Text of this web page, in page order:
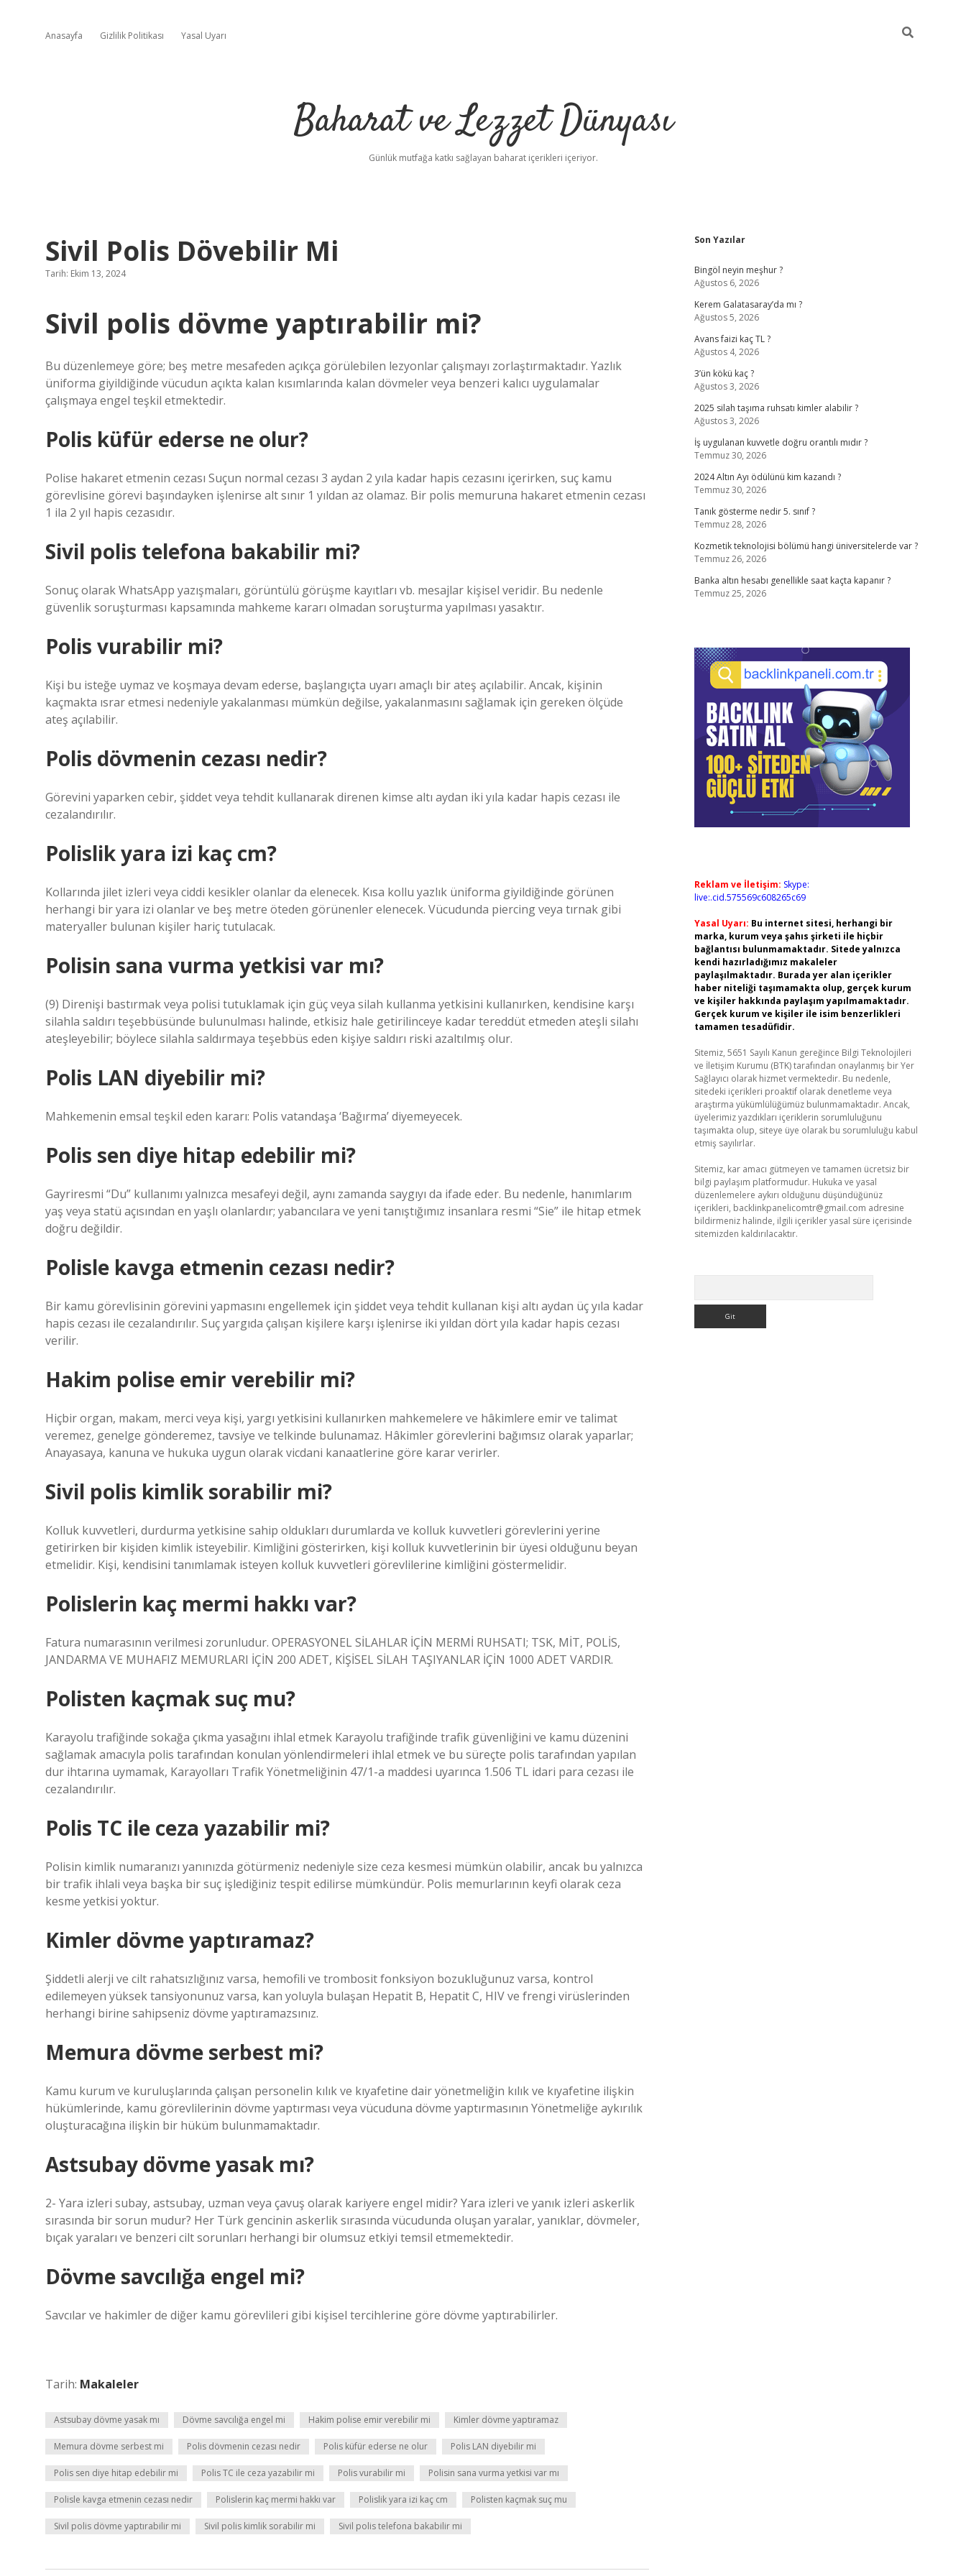
Anasayfa Gizlilik Politikası Yasal Uyarı
Baharat ve Lezzet Dünyası
Günlük mutfağa katkı sağlayan baharat içerikleri içeriyor.
Sivil Polis Dövebilir Mi
Tarih: Ekim 13, 2024
Sivil polis dövme yaptırabilir mi?
Bu düzenlemeye göre; beş metre mesafeden açıkça görülebilen lezyonlar çalışmayı zorlaştırmaktadır. Yazlık
üniforma giyildiğinde vücudun açıkta kalan kısımlarında kalan dövmeler veya benzeri kalıcı uygulamalar
çalışmaya engel teşkil etmektedir.
Polis küfür ederse ne olur?
Polise hakaret etmenin cezası Suçun normal cezası 3 aydan 2 yıla kadar hapis cezasını içerirken, suç kamu
görevlisine görevi başındayken işlenirse alt sınır 1 yıldan az olamaz. Bir polis memuruna hakaret etmenin cezası
1 ila 2 yıl hapis cezasıdır.
Sivil polis telefona bakabilir mi?
Sonuç olarak WhatsApp yazışmaları, görüntülü görüşme kayıtları vb. mesajlar kişisel veridir. Bu nedenle
güvenlik soruşturması kapsamında mahkeme kararı olmadan soruşturma yapılması yasaktır.
Polis vurabilir mi?
Kişi bu isteğe uymaz ve koşmaya devam ederse, başlangıçta uyarı amaçlı bir ateş açılabilir. Ancak, kişinin
kaçmakta ısrar etmesi nedeniyle yakalanması mümkün değilse, yakalanmasını sağlamak için gereken ölçüde
ateş açılabilir.
Polis dövmenin cezası nedir?
Görevini yaparken cebir, şiddet veya tehdit kullanarak direnen kimse altı aydan iki yıla kadar hapis cezası ile
cezalandırılır.
Polislik yara izi kaç cm?
Kollarında jilet izleri veya ciddi kesikler olanlar da elenecek. Kısa kollu yazlık üniforma giyildiğinde görünen
herhangi bir yara izi olanlar ve beş metre öteden görünenler elenecek. Vücudunda piercing veya tırnak gibi
materyaller bulunan kişiler hariç tutulacak.
Polisin sana vurma yetkisi var mı?
(9) Direnişi bastırmak veya polisi tutuklamak için güç veya silah kullanma yetkisini kullanırken, kendisine karşı
silahla saldırı teşebbüsünde bulunulması halinde, etkisiz hale getirilinceye kadar tereddüt etmeden ateşli silahı
ateşleyebilir; böylece silahla saldırmaya teşebbüs eden kişiye saldırı riski azaltılmış olur.
Polis LAN diyebilir mi?
Mahkemenin emsal teşkil eden kararı: Polis vatandaşa ‘Bağırma’ diyemeyecek.
Polis sen diye hitap edebilir mi?
Gayriresmi “Du” kullanımı yalnızca mesafeyi değil, aynı zamanda saygıyı da ifade eder. Bu nedenle, hanımlarım
yaş veya statü açısından en yaşlı olanlardır; yabancılara ve yeni tanıştığımız insanlara resmi “Sie” ile hitap etmek
doğru değildir.
Polisle kavga etmenin cezası nedir?
Bir kamu görevlisinin görevini yapmasını engellemek için şiddet veya tehdit kullanan kişi altı aydan üç yıla kadar
hapis cezası ile cezalandırılır. Suç yargıda çalışan kişilere karşı işlenirse iki yıldan dört yıla kadar hapis cezası
verilir.
Hakim polise emir verebilir mi?
Hiçbir organ, makam, merci veya kişi, yargı yetkisini kullanırken mahkemelere ve hâkimlere emir ve talimat
veremez, genelge gönderemez, tavsiye ve telkinde bulunamaz. Hâkimler görevlerini bağımsız olarak yaparlar;
Anayasaya, kanuna ve hukuka uygun olarak vicdani kanaatlerine göre karar verirler.
Sivil polis kimlik sorabilir mi?
Kolluk kuvvetleri, durdurma yetkisine sahip oldukları durumlarda ve kolluk kuvvetleri görevlerini yerine
getirirken bir kişiden kimlik isteyebilir. Kimliğini gösterirken, kişi kolluk kuvvetlerinin bir üyesi olduğunu beyan
etmelidir. Kişi, kendisini tanımlamak isteyen kolluk kuvvetleri görevlilerine kimliğini göstermelidir.
Polislerin kaç mermi hakkı var?
Fatura numarasının verilmesi zorunludur. OPERASYONEL SİLAHLAR İÇİN MERMİ RUHSATI; TSK, MİT, POLİS,
JANDARMA VE MUHAFIZ MEMURLARI İÇİN 200 ADET, KİŞİSEL SİLAH TAŞIYANLAR İÇİN 1000 ADET VARDIR.
Polisten kaçmak suç mu?
Karayolu trafiğinde sokağa çıkma yasağını ihlal etmek Karayolu trafiğinde trafik güvenliğini ve kamu düzenini
sağlamak amacıyla polis tarafından konulan yönlendirmeleri ihlal etmek ve bu süreçte polis tarafından yapılan
dur ihtarına uymamak, Karayolları Trafik Yönetmeliğinin 47/1-a maddesi uyarınca 1.506 TL idari para cezası ile
cezalandırılır.
Polis TC ile ceza yazabilir mi?
Polisin kimlik numaranızı yanınızda götürmeniz nedeniyle size ceza kesmesi mümkün olabilir, ancak bu yalnızca
bir trafik ihlali veya başka bir suç işlediğiniz tespit edilirse mümkündür. Polis memurlarının keyfi olarak ceza
kesme yetkisi yoktur.
Kimler dövme yaptıramaz?
Şiddetli alerji ve cilt rahatsızlığınız varsa, hemofili ve trombosit fonksiyon bozukluğunuz varsa, kontrol
edilemeyen yüksek tansiyonunuz varsa, kan yoluyla bulaşan Hepatit B, Hepatit C, HIV ve frengi virüslerinden
herhangi birine sahipseniz dövme yaptıramazsınız.
Memura dövme serbest mi?
Kamu kurum ve kuruluşlarında çalışan personelin kılık ve kıyafetine dair yönetmeliğin kılık ve kıyafetine ilişkin
hükümlerinde, kamu görevlilerinin dövme yaptırması veya vücuduna dövme yaptırmasının Yönetmeliğe aykırılık
oluşturacağına ilişkin bir hüküm bulunmamaktadır.
Astsubay dövme yasak mı?
2- Yara izleri subay, astsubay, uzman veya çavuş olarak kariyere engel midir? Yara izleri ve yanık izleri askerlik
sırasında bir sorun mudur? Her Türk gencinin askerlik sırasında vücudunda oluşan yaralar, yanıklar, dövmeler,
bıçak yaraları ve benzeri cilt sorunları herhangi bir olumsuz etkiyi temsil etmemektedir.
Dövme savcılığa engel mi?
Savcılar ve hakimler de diğer kamu görevlileri gibi kişisel tercihlerine göre dövme yaptırabilirler.
Tarih: Makaleler
Astsubay dövme yasak mı Dövme savcılığa engel mi Hakim polise emir verebilir mi Kimler dövme yaptıramaz
Memura dövme serbest mi Polis dövmenin cezası nedir Polis küfür ederse ne olur Polis LAN diyebilir mi
Polis sen diye hitap edebilir mi Polis TC ile ceza yazabilir mi Polis vurabilir mi Polisin sana vurma yetkisi var mı
Polisle kavga etmenin cezası nedir Polislerin kaç mermi hakkı var Polislik yara izi kaç cm Polisten kaçmak suç mu
Sivil polis dövme yaptırabilir mi Sivil polis kimlik sorabilir mi Sivil polis telefona bakabilir mi
Sidebar
Son Yazılar
Bingöl neyin meşhur ?
Ağustos 6, 2026
Kerem Galatasaray’da mı ?
Ağustos 5, 2026
Avans faizi kaç TL ?
Ağustos 4, 2026
3’ün kökü kaç ?
Ağustos 3, 2026
2025 silah taşıma ruhsatı kimler alabilir ?
Ağustos 3, 2026
İş uygulanan kuvvetle doğru orantılı mıdır ?
Temmuz 30, 2026
2024 Altın Ayı ödülünü kim kazandı ?
Temmuz 30, 2026
Tanık gösterme nedir 5. sınıf ?
Temmuz 28, 2026
Kozmetik teknolojisi bölümü hangi üniversitelerde var ?
Temmuz 26, 2026
Banka altın hesabı genellikle saat kaçta kapanır ?
Temmuz 25, 2026
Reklam ve İletişim: Skype:
live:.cid.575569c608265c69
Yasal Uyarı: Bu internet sitesi, herhangi bir
marka, kurum veya şahıs şirketi ile hiçbir
bağlantısı bulunmamaktadır. Sitede yalnızca
kendi hazırladığımız makaleler
paylaşılmaktadır. Burada yer alan içerikler
haber niteliği taşımamakta olup, gerçek kurum
ve kişiler hakkında paylaşım yapılmamaktadır.
Gerçek kurum ve kişiler ile isim benzerlikleri
tamamen tesadüfidir.
Sitemiz, 5651 Sayılı Kanun gereğince Bilgi Teknolojileri
ve İletişim Kurumu (BTK) tarafından onaylanmış bir Yer
Sağlayıcı olarak hizmet vermektedir. Bu nedenle,
sitedeki içerikleri proaktif olarak denetleme veya
araştırma yükümlülüğümüz bulunmamaktadır. Ancak,
üyelerimiz yazdıkları içeriklerin sorumluluğunu
taşımakta olup, siteye üye olarak bu sorumluluğu kabul
etmiş sayılırlar.
Sitemiz, kar amacı gütmeyen ve tamamen ücretsiz bir
bilgi paylaşım platformudur. Hukuka ve yasal
düzenlemelere aykırı olduğunu düşündüğünüz
içerikleri, backlinkpanelicomtr@gmail.com adresine
bildirmeniz halinde, ilgili içerikler yasal süre içerisinde
sitemizden kaldırılacaktır.